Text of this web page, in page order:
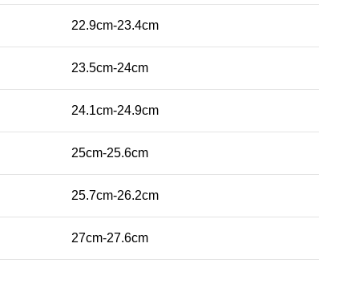
22.9cm-23.4cm
23.5cm-24cm
24.1cm-24.9cm
25cm-25.6cm
25.7cm-26.2cm
27cm-27.6cm